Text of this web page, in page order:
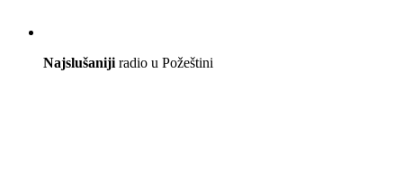
Najslušaniji radio u Požeštini